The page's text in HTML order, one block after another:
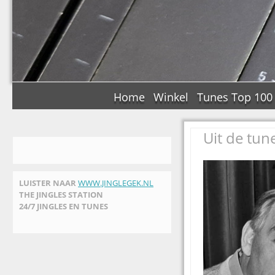
Home Winkel Tunes Top 100
LUISTER NAAR WWW.JINGLEGEK.NL
THE JINGLES STATION
24/7 JINGLES EN TUNES
Uit de